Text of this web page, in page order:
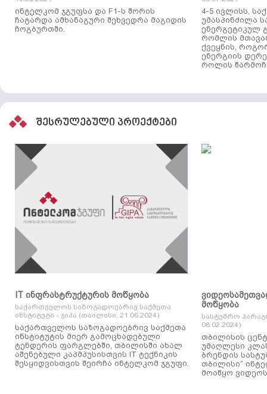
ინტელკომ ჯგუფსა და F1-ს შორის
ჩატარდა ამხანაგური შეხვედრა მაგიდის
ჩოგბურთში.
4-5 ივლისს,
უმასპინძილა
ენერგეტიკულ
რომლის
ქვეყნის,
ენერგიის
როლის
შესრულებული პროექტები
IT ინფრასტრუქტურის მოწყობა
საქართველოს საზოგადოებრივ საქმეთა
ინსტიტუტი - ჯიპა (თბილისი, 21.06.2024)
საქართველოს საზოგადოებრივ საქმეთა
ინსტიტუტის მიერ გამოცხადებული
ტენდერის ფარგლებში, თბილისში ახალ
აშენებული კაპმპუსისთვის IT ტექნიკის
შესყიდვისთვის შეირჩა ინტელკომ ჯგუფი.
მოწყობა
სასტუმრო
08.02.2024)
თბილისის
უმაღლესი
ბრენდის
თბილისი“
მოაწყო